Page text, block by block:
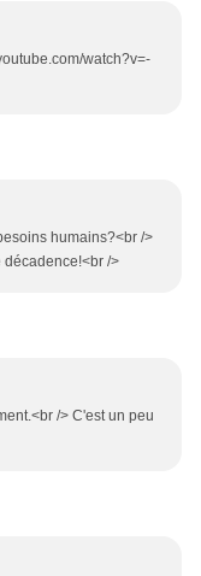
watch?v=-
humains?<br />
décadence!<br />
/> C'est un peu